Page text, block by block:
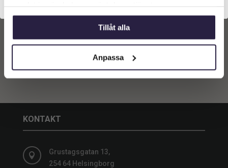
Tillåt alla
Anpassa
KONTAKT

Grustagsgatan 13,
254 64 Helsingborg